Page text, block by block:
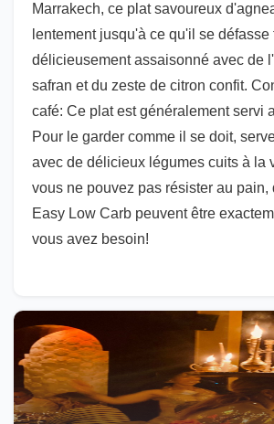
Marrakech, ce plat savoureux
lentement jusqu'à ce qu'il se défasse
délicieusement assaisonné avec de
safran et du zeste de citron confit.
café: Ce plat est généralement servi
Pour le garder comme il se doit,
avec de délicieux légumes cuits à la
vous ne pouvez pas résister au pain,
Easy Low Carb peuvent être
vous avez besoin!